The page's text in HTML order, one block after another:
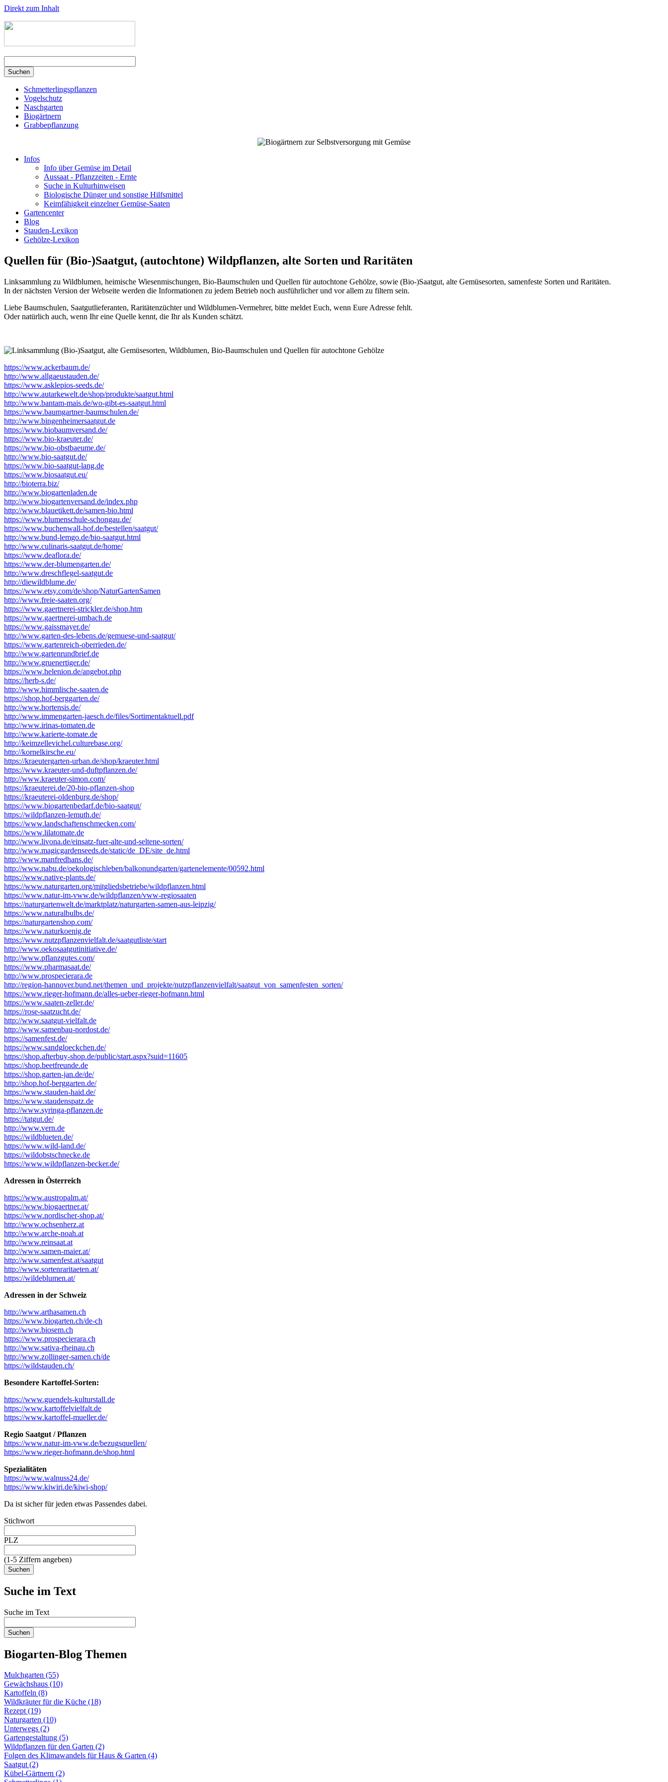
Direkt zum Inhalt
Schmetterlingspflanzen
Vogelschutz
Naschgarten
Biogärtnern
Grabbepflanzung
Infos
Info über Gemüse im Detail
Aussaat - Pflanzzeiten - Ernte
Suche in Kulturhinweisen
Biologische Dünger und sonstige Hilfsmittel
Keimfähigkeit einzelner Gemüse-Saaten
Gartencenter
Blog
Stauden-Lexikon
Gehölze-Lexikon
Quellen für (Bio-)Saatgut, (autochtone) Wildpflanzen, alte Sorten und Raritäten
Linksammlung zu Wildblumen, heimische Wiesenmischungen, Bio-Baumschulen und Quellen für autochtone Gehölze, sowie (Bio-)Saatgut, alte Gemüsesorten, samenfeste Sorten und Raritäten.
In der nächsten Version der Webseite werden die Informationen zu jedem Betrieb noch ausführlicher und vor allem zu filtern sein.
Liebe Baumschulen, Saatgutlieferanten, Raritätenzüchter und Wildblumen-Vermehrer, bitte meldet Euch, wenn Eure Adresse fehlt.
Oder natürlich auch, wenn Ihr eine Quelle kennt, die Ihr als Kunden schätzt.
https://www.ackerbaum.de/
http://www.allgaeustauden.de/
https://www.asklepios-seeds.de/
http://www.autarkewelt.de/shop/produkte/saatgut.html
http://www.bantam-mais.de/wo-gibt-es-saatgut.html
https://www.baumgartner-baumschulen.de/
http://www.bingenheimersaatgut.de
https://www.biobaumversand.de/
https://www.bio-kraeuter.de/
https://www.bio-obstbaeume.de/
http://www.bio-saatgut.de/
https://www.bio-saatgut-lang.de
https://www.biosaatgut.eu/
http://bioterra.biz/
http://www.biogartenladen.de
http://www.biogartenversand.de/index.php
http://www.blauetikett.de/samen-bio.html
https://www.blumenschule-schongau.de/
https://www.buchenwall-hof.de/bestellen/saatgut/
http://www.bund-lemgo.de/bio-saatgut.html
http://www.culinaris-saatgut.de/home/
https://www.deaflora.de/
https://www.der-blumengarten.de/
http://www.dreschflegel-saatgut.de
http://diewildblume.de/
https://www.etsy.com/de/shop/NaturGartenSamen
http://www.freie-saaten.org/
https://www.gaertnerei-strickler.de/shop.htm
https://www.gaertnerei-umbach.de
https://www.gaissmayer.de/
http://www.garten-des-lebens.de/gemuese-und-saatgut/
https://www.gartenreich-oberrieden.de/
http://www.gartenrundbrief.de
http://www.gruenertiger.de/
https://www.helenion.de/angebot.php
https://herb-s.de/
http://www.himmlische-saaten.de
https://shop.hof-berggarten.de/
http://www.hortensis.de/
http://www.immengarten-jaesch.de/files/Sortimentaktuell.pdf
http://www.irinas-tomaten.de
http://www.karierte-tomate.de
http://keimzellevichel.culturebase.org/
http://kornelkirsche.eu/
https://kraeutergarten-urban.de/shop/kraeuter.html
https://www.kraeuter-und-duftpflanzen.de/
http://www.kraeuter-simon.com/
https://kraeuterei.de/20-bio-pflanzen-shop
https://kraeuterei-oldenburg.de/shop/
https://www.biogartenbedarf.de/bio-saatgut/
https://wildpflanzen-lemuth.de/
https://www.landschaftenschmecken.com/
https://www.lilatomate.de
http://www.livona.de/einsatz-fuer-alte-und-seltene-sorten/
http://www.magicgardenseeds.de/static/de_DE/site_de.html
http://www.manfredhans.de/
http://www.nabu.de/oekologischleben/balkonundgarten/gartenelemente/00592.html
https://www.native-plants.de/
https://www.naturgarten.org/mitgliedsbetriebe/wildpflanzen.html
https://www.natur-im-vww.de/wildpflanzen/vww-regiosaaten
https://naturgartenwelt.de/marktplatz/naturgarten-samen-aus-leipzig/
https://www.naturalbulbs.de/
https://naturgartenshop.com/
https://www.naturkoenig.de
https://www.nutzpflanzenvielfalt.de/saatgutliste/start
http://www.oekosaatgutinitiative.de/
http://www.pflanzgutes.com/
https://www.pharmasaat.de/
http://www.prospecierara.de
http://region-hannover.bund.net/themen_und_projekte/nutzpflanzenvielfalt/saatgut_von_samenfesten_sorten/
https://www.rieger-hofmann.de/alles-ueber-rieger-hofmann.html
https://www.saaten-zeller.de/
https://rose-saatzucht.de/
http://www.saatgut-vielfalt.de
http://www.samenbau-nordost.de/
https://samenfest.de/
https://www.sandgloeckchen.de/
https://shop.afterbuy-shop.de/public/start.aspx?suid=11605
https://shop.beetfreunde.de
https://shop.garten-jan.de/de/
http://shop.hof-berggarten.de/
https://www.stauden-haid.de/
https://www.staudenspatz.de
http://www.syringa-pflanzen.de
https://tatgut.de/
http://www.vern.de
https://wildblueten.de/
https://www.wild-land.de/
https://wildobstschnecke.de
https://www.wildpflanzen-becker.de/
Adressen in Österreich
https://www.austropalm.at/
https://www.biogaertner.at/
https://www.nordischer-shop.at/
http://www.ochsenherz.at
http://www.arche-noah.at
http://www.reinsaat.at
http://www.samen-maier.at/
http://www.samenfest.at/saatgut
http://www.sortenraritaeten.at/
https://wildeblumen.at/
Adressen in der Schweiz
http://www.arthasamen.ch
https://www.biogarten.ch/de-ch
http://www.biosem.ch
https://www.prospecierara.ch
http://www.sativa-rheinau.ch
http://www.zollinger-samen.ch/de
https://wildstauden.ch/
Besondere Kartoffel-Sorten:
https://www.guendels-kulturstall.de
https://www.kartoffelvielfalt.de
https://www.kartoffel-mueller.de/
Regio Saatgut / Pflanzen
https://www.natur-im-vww.de/bezugsquellen/
https://www.rieger-hofmann.de/shop.html
Spezialitäten
https://www.walnuss24.de/
https://www.kiwiri.de/kiwi-shop/
Da ist sicher für jeden etwas Passendes dabei.
Stichwort
PLZ
(1-5 Ziffern angeben)
Suche im Text
Suche im Text
Biogarten-Blog Themen
Mulchgarten (55)
Gewächshaus (10)
Kartoffeln (8)
Wildkräuter für die Küche (18)
Rezept (19)
Naturgarten (10)
Unterwegs (2)
Gartengestaltung (5)
Wildpflanzen für den Garten (2)
Folgen des Klimawandels für Haus & Garten (4)
Saatgut (2)
Kübel-Gärtnern (2)